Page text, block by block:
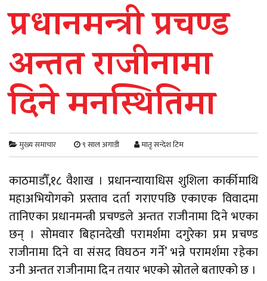
प्रधानमन्त्री प्रचण्ड
अन्तत राजीनामा
दिने मनस्थितिमा
मुख्य समाचार ९ साल अगाडी मातृ सन्देश टिम
काठमाडौँ,१८ वैशाख । प्रधानन्यायाधिस शुशिला कार्कीमाथि
महाअभियोगको प्रस्ताव दर्ता गराएपछि एकाएक विवादमा
तानिएका प्रधानमन्त्री प्रचण्डले अन्तत राजीनामा दिने भएका
छन् । सोमवार बिहानदेखी परामर्शमा दगुरेका प्रम प्रचण्ड
राजीनामा दिने वा संसद विघठन गर्ने’ भन्ने परामर्शमा रहेका
उनी अन्तत राजीनामा दिन तयार भएको स्रोतले बताएको छ ।